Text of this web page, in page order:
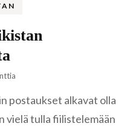
ja
puhelinkuvien
postaukset alkavat olla
vielä tulla fiilistelemään